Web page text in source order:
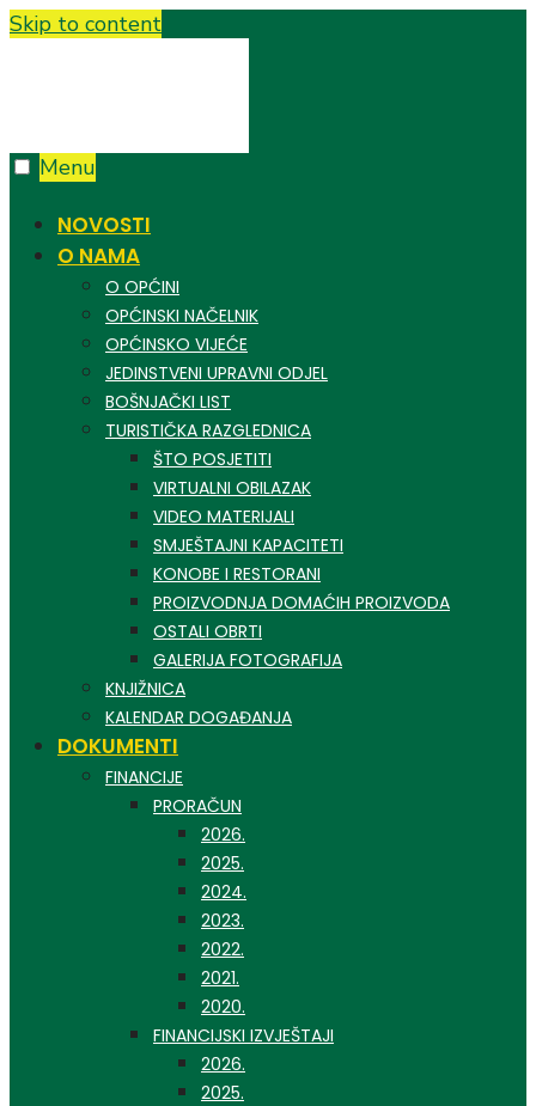
Skip to content
Menu
NOVOSTI
O NAMA
O OPĆINI
OPĆINSKI NAČELNIK
OPĆINSKO VIJEĆE
JEDINSTVENI UPRAVNI ODJEL
BOŠNJAČKI LIST
TURISTIČKA RAZGLEDNICA
ŠTO POSJETITI
VIRTUALNI OBILAZAK
VIDEO MATERIJALI
SMJEŠTAJNI KAPACITETI
KONOBE I RESTORANI
PROIZVODNJA DOMAĆIH PROIZVODA
OSTALI OBRTI
GALERIJA FOTOGRAFIJA
KNJIŽNICA
KALENDAR DOGAĐANJA
DOKUMENTI
FINANCIJE
PRORAČUN
2026.
2025.
2024.
2023.
2022.
2021.
2020.
FINANCIJSKI IZVJEŠTAJI
2026.
2025.